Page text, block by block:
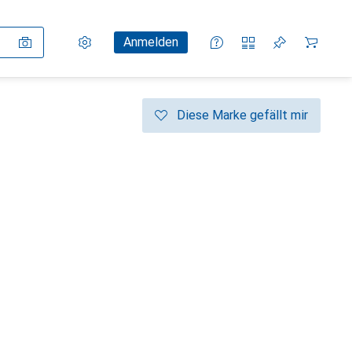
Einstellungen
KundenkontoAnmelden
Vergleichslisten
Merklisten
Warenkorb
Diese Marke gefällt mir